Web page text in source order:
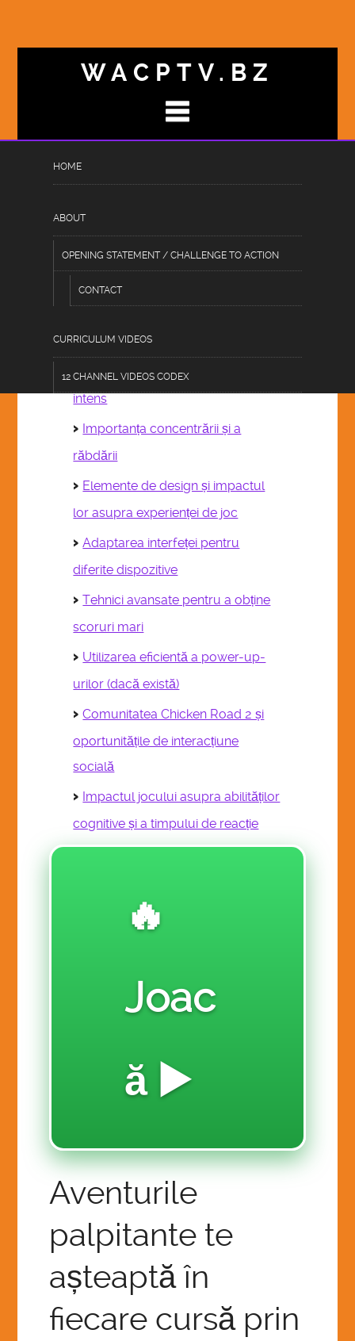
WACPTV.BZ
HOME
ABOUT
OPENING STATEMENT / CHALLENGE TO ACTION
CONTACT
CURRICULUM VIDEOS
12 CHANNEL VIDEOS CODEX
ZESTOPP12.0 DEVICE
DE 404-DATA & EDUCATION
E 505-ENGINEERING
FA 606-FASHIONS & ACCESSORIES
HPS 707-HEALTH & PUBLIC SAFETY
VGA 112-VISUAL GRAPHIC ARTS
CHALLENGE ASSIGNMENTS
$ 12. PRE-LAUNCH TEST MARKET ACTION CLASS
MILLION MAGNETUDE MOVEMENT
LET THE GAINS BEGIN!
CREATIVE CAPTION CONTEST CHALLENGE!
COLLECTIVE ECO PROMISED LAND FOUND:
SAI OVERVIEW ABOUT AI AND THE FUTURE OF
EDUCATION:
Posted
Post
Aventurile palpitante te așteaptă
și peste drum
Strategii pentru a depăși traficul
intens
Importanța concentrării și a
răbdării
Elemente de design și impactul
lor asupra experienței de joc
Adaptarea interfeței pentru
diferite dispozitive
Tehnici avansate pentru a obține
scoruri mari
Utilizarea eficientă a power-up-
urilor (dacă există)
Comunitatea Chicken Road 2 și
oportunitățile de interacțiune
socială
Impactul jocului asupra abilităților
cognitive și a timpului de reacție
🔥
Joac
ă ▶️
Aventurile
palpitante te
așteaptă în
fiecare cursă prin